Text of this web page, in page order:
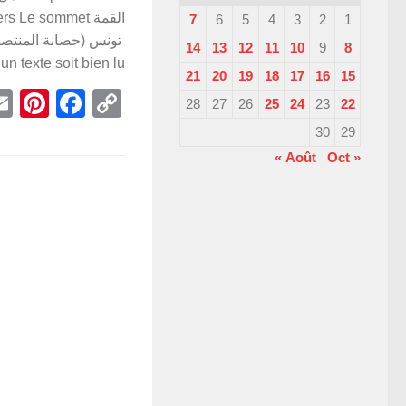
texte soit bien lu...
Copy
1
2
3
4
5
6
7
8
9
10
11
12
13
14
15
16
17
18
19
20
21
22
23
24
25
26
27
28
29
30
« Août
Oct »